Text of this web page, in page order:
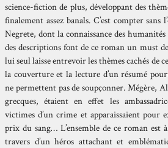
science-fiction de plus, développant des
finalement assez banals. C’est compter sans
Negrete, dont la connaissance des
des descriptions font de ce roman un must
lui seul laisse entrevoir les thèmes cachés de
la couverture et la lecture d’un résumé
ne permettent pas de soupçonner. Mégère,
grecques, étaient en effet les
victimes d’un crime et apparaissaient pour
prix du sang… L’ensemble de ce roman est
travers d’un héros attachant et